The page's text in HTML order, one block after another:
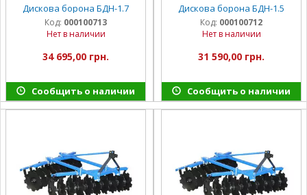
Дискова борона БДН-1.7
Код: 000100713
Нет в наличии
34 695,00 грн.
Сообщить о наличии
Дискова борона БДН-1.5
Код: 000100712
Нет в наличии
31 590,00 грн.
Сообщить о наличии